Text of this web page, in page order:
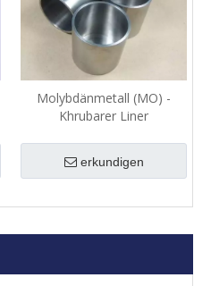
Molybdänmetall (MO) -
Khrubarer Liner
erkundigen